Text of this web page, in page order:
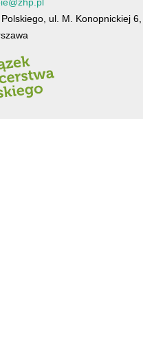
ul. M. Konopnickiej 6,